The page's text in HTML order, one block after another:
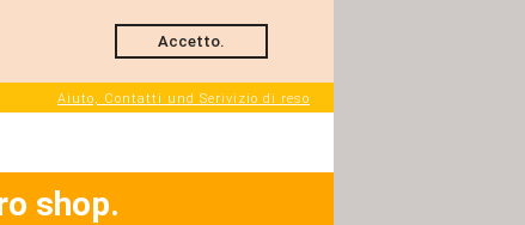
shop.
Aiuto, Contatti und Serivizio di reso
Accetto.